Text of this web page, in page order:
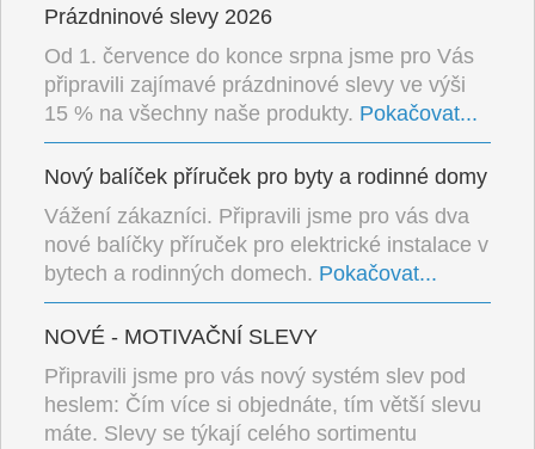
Prázdninové slevy 2026
Od 1. července do konce srpna jsme pro Vás
připravili zajímavé prázdninové slevy ve výši
15 % na všechny naše produkty. Pokačovat...
Nový balíček příruček pro byty a rodinné domy
Vážení zákazníci. Připravili jsme pro vás dva
nové balíčky příruček pro elektrické instalace v
bytech a rodinných domech. Pokačovat...
NOVÉ - MOTIVAČNÍ SLEVY
Připravili jsme pro vás nový systém slev pod
heslem: Čím více si objednáte, tím větší slevu
máte. Slevy se týkají celého sortimentu